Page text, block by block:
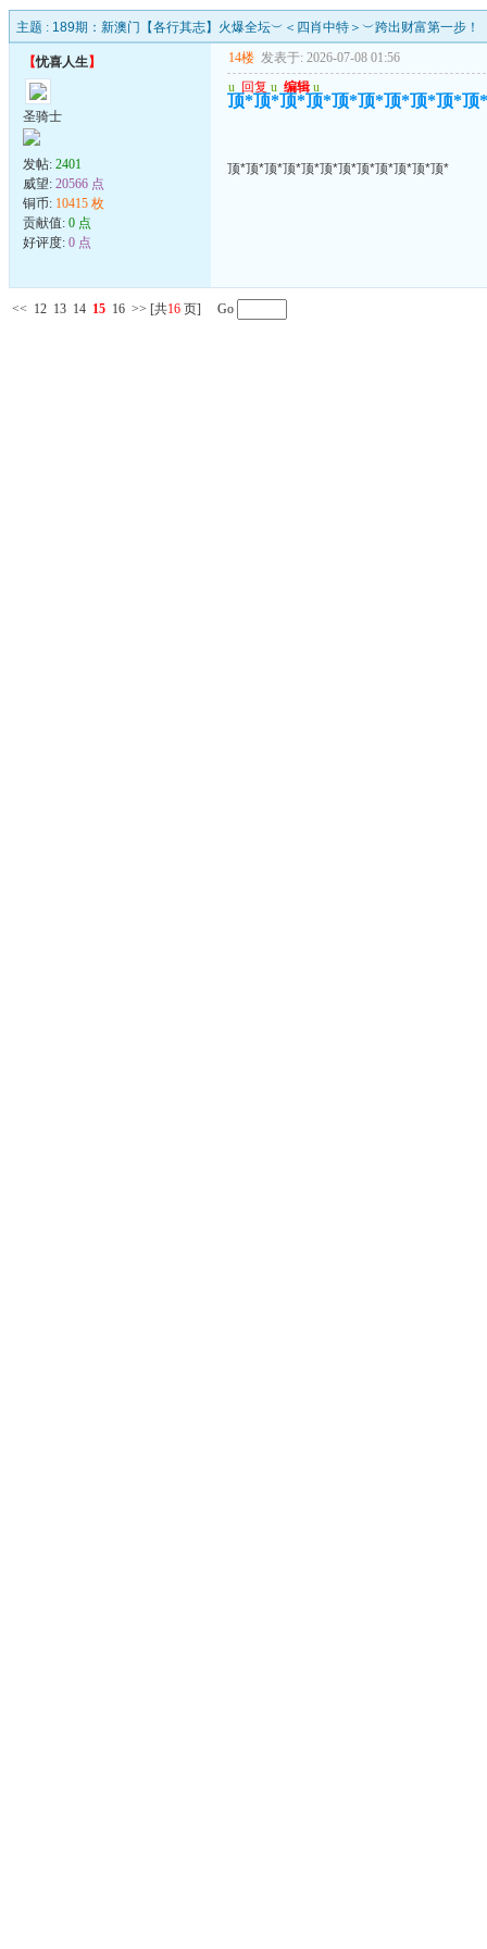
主题 : 189期：新澳门【各行其志】火爆全坛︶＜四肖中特＞︶跨出财富第一步！
【忧喜人生】
圣骑士
发帖: 2401
威望: 20566 点
铜币: 10415 枚
贡献值: 0 点
好评度: 0 点
14楼 发表于: 2026-07-08 01:56
u 回复 u 编辑 u
顶*顶*顶*顶*顶*顶*顶*顶*顶*顶
顶*顶*顶*顶*顶*顶*顶*顶*顶*顶*顶*顶*
<< 12 13 14 15 16 >> [共16 页] Go